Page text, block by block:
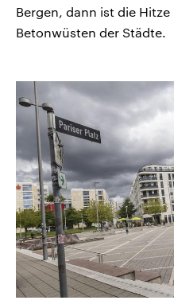
Bergen, dann ist die
Betonwüsten der Städte.